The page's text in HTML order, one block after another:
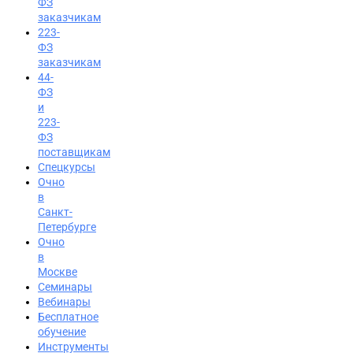
Вход на портал
8 (495) 228-47-43
заказчикам
223-
ФЗ
заказчикам
44-
ФЗ
и
223-
ФЗ
поставщикам
Спецкурсы
Очно
в
Санкт-
Петербурге
Очно
в
Москве
Семинары
Вебинары
Бесплатное
обучение
Инструменты